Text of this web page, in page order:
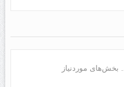
بخش‌های موردنیاز